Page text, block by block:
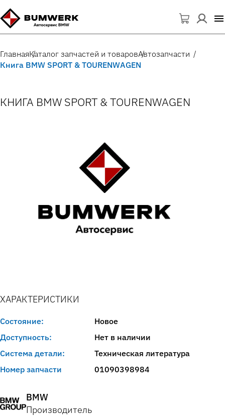
ГлавнаяКаталог запчастей и товаровАвтозапчасти
Книга BMW SPORT & TOURENWAGEN
КНИГА BMW SPORT & TOURENWAGEN
ХАРАКТЕРИСТИКИ
Состояние:
Новое
Доступность:
Нет в наличии
Система детали:
Техническая литература
Номер запчасти
01090398984
BMW
Производитель